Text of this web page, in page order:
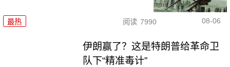
最热 阅读 7990 08-06
伊朗赢了？这是特朗普给革命卫
队下“精准毒计”